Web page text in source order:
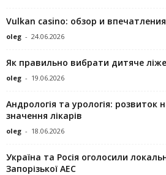
Vulkan casino: обзор и
oleg - 24.06.2026
Як правильно вибрати дитяче
oleg - 19.06.2026
Андрологія та урологія: розвиток
значення лікарів
oleg - 18.06.2026
Україна та Росія оголосили
Запорізької АЕС